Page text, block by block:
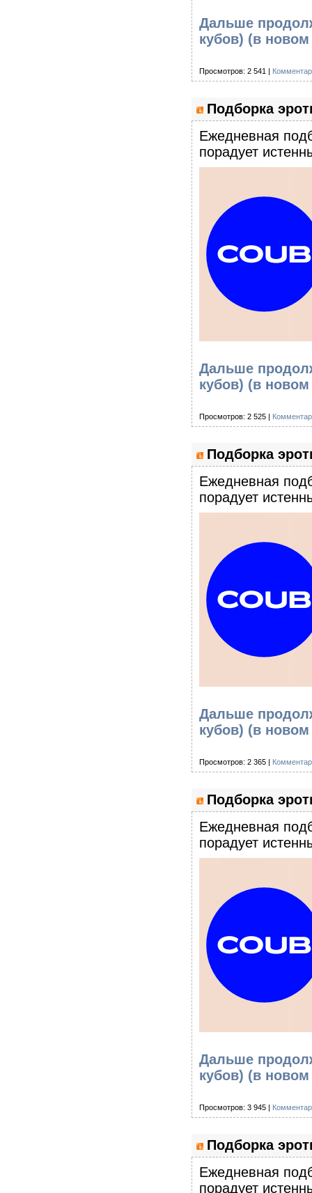
Дальше
кубов) (в новом
Просмотров: 2 541 |
Подборка
Eжедневная
порадует
Дальше
кубов) (в новом
Просмотров: 2 525 |
Подборка
Eжедневная
порадует
Дальше
кубов) (в новом
Просмотров: 2 365 |
Подборка
Eжедневная
порадует
Дальше
кубов) (в новом
Просмотров: 3 945 |
Подборка
Eжедневная
порадует